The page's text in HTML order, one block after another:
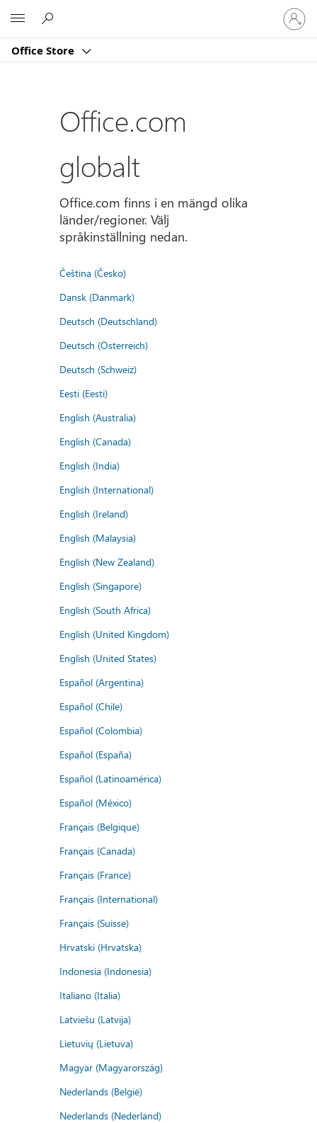
Office Store
Logga
in
på
konto
Office.com
globalt
Office.com finns i en mängd olika
länder/regioner. Välj
språkinställning nedan.
Čeština (Česko)
Dansk (Danmark)
Deutsch (Deutschland)
Deutsch (Österreich)
Deutsch (Schweiz)
Eesti (Eesti)
English (Australia)
English (Canada)
English (India)
English (International)
English (Ireland)
English (Malaysia)
English (New Zealand)
English (Singapore)
English (South Africa)
English (United Kingdom)
English (United States)
Español (Argentina)
Español (Chile)
Español (Colombia)
Español (España)
Español (Latinoamérica)
Español (México)
Français (Belgique)
Français (Canada)
Français (France)
Français (International)
Français (Suisse)
Hrvatski (Hrvatska)
Indonesia (Indonesia)
Italiano (Italia)
Latviešu (Latvija)
Lietuvių (Lietuva)
Magyar (Magyarország)
Nederlands (België)
Nederlands (Nederland)